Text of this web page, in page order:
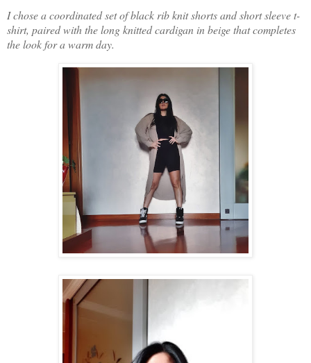
I chose a coordinated set of black rib knit shorts and short sleeve t-
shirt, paired with the long knitted cardigan in beige that completes
the look for a warm day.